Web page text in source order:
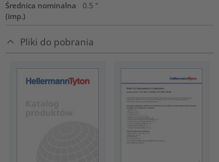
Średnica nominalna
(imp.)
0.5 "
Pliki do pobrania